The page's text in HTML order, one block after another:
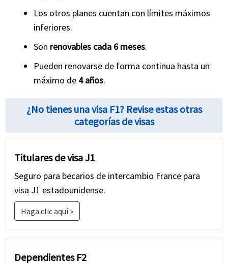
Los otros planes cuentan con límites máximos
inferiores.
Son renovables cada 6 meses.
Pueden renovarse de forma continua hasta un
máximo de 4 años.
¿No tienes una visa F1? Revise estas otras
categorías de visas
Titulares de visa J1
Seguro para becarios de intercambio France para
visa J1 estadounidense.
Haga clic aquí »
Dependientes F2